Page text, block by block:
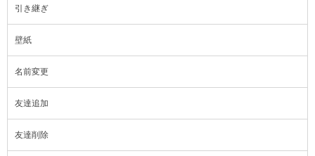
引き継ぎ
壁紙
名前変更
友達追加
友達削除